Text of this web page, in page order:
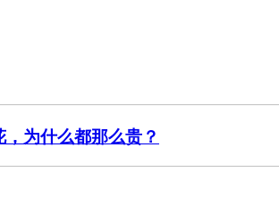
，为什么都那么贵？